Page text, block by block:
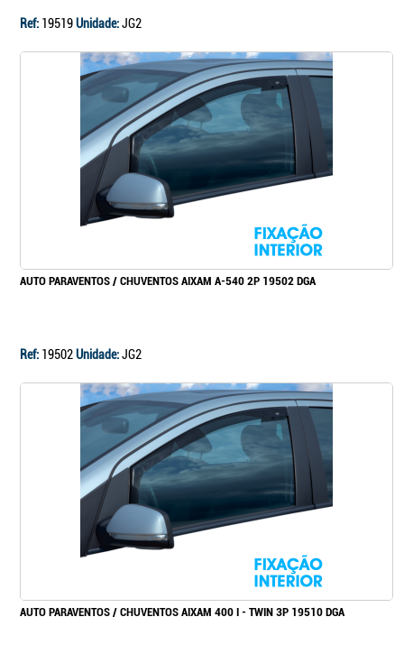
Ref: 19519Unidade:JG2
AUTO PARAVENTOS / CHUVENTOS AIXAM A-540 2P 19502 DGA
Ref: 19502Unidade:JG2
AUTO PARAVENTOS / CHUVENTOS AIXAM 400 I - TWIN 3P 19510 DGA
Continuar a comprar